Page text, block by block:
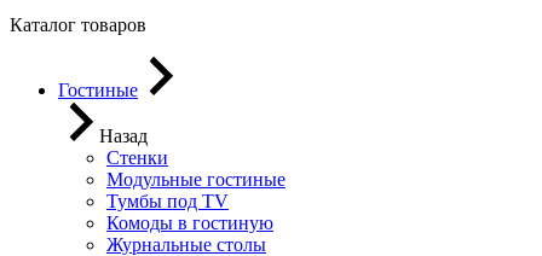
Каталог товаров
Гостиные
Назад
Стенки
Модульные гостиные
Тумбы под ТV
Комоды в гостиную
Журнальные столы